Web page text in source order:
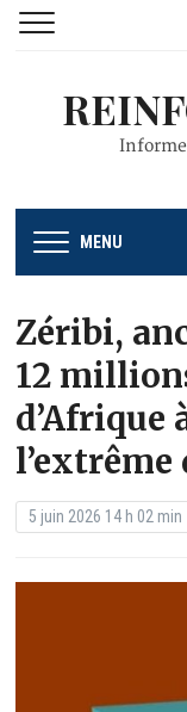
MENU
Zéribi,
12
d’Afrique
l’extrême
5 juin 2026 14 h 02 min